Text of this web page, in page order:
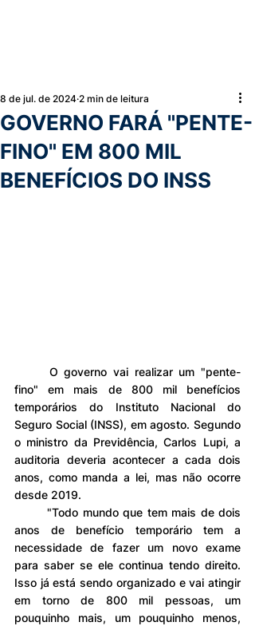
GOVERNO FARÁ "PENTE-
FINO" EM 800 MIL
BENEFÍCIOS DO INSS
8 de jul. de 2024 2 min de leitura
fino" em mais de 800 mil benefícios
temporários do Instituto Nacional do
Seguro Social (INSS), em agosto. Segundo
o ministro da Previdência, Carlos Lupi, a
auditoria deveria acontecer a cada dois
anos, como manda a lei, mas não ocorre
desde 2019.
	"Todo mundo que tem mais de dois
anos de benefício temporário tem a
necessidade de fazer um novo exame
para saber se ele continua tendo direito.
Isso já está sendo organizado e vai atingir
em torno de 800 mil pessoas, um
pouquinho mais, um pouquinho menos,